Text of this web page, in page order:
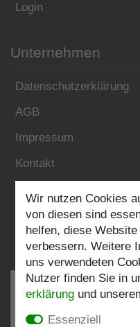
Login
Unternehmen
Datenschutzerklärung
AGB
Impressum
Kontakt
Folgen Sie uns:
Wir nutzen Cookies
von diesen sind
helfen, diese
verbessern. Weitere
uns verwendeten
Nutzer finden Sie in
erklärung und
Essenziell